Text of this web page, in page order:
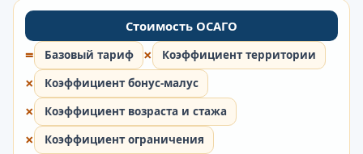
Стоимость ОСАГО
= Базовый тариф × Коэффициент территории
× Коэффициент бонус-малус
× Коэффициент возраста и стажа
× Коэффициент ограничения